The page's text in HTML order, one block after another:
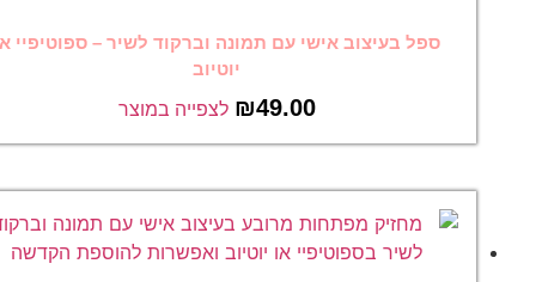
ספל בעיצוב אישי עם תמונה וברקוד לשיר – ספוטיפיי או
יוטיוב
₪49.00 לצפייה במוצר